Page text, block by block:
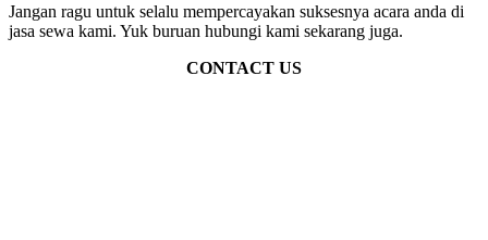
Jangan ragu untuk selalu mempercayakan suksesnya acara anda di
jasa sewa kami. Yuk buruan hubungi kami sekarang juga.
CONTACT US